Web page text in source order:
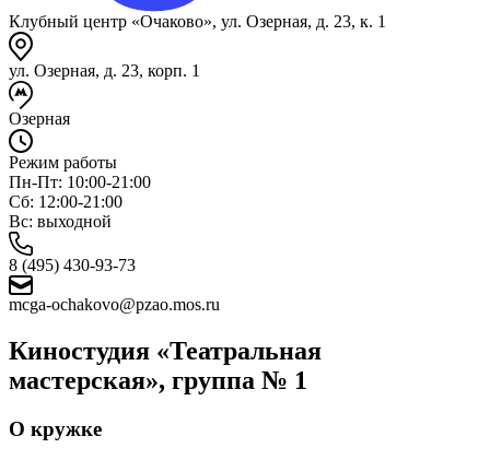
Клубный центр «Очаково», ул. Озерная, д. 23, к. 1
ул. Озерная, д. 23, корп. 1
Озерная
Режим работы
Пн-Пт: 10:00-21:00
Сб: 12:00-21:00
Вс: выходной
8 (495) 430-93-73
mcga-ochakovo@pzao.mos.ru
Киностудия «Театральная
мастерская», группа № 1
О кружке